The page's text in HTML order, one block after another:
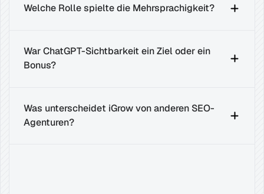
Welche Rolle spielte die Mehrsprachigkeit?
War ChatGPT-Sichtbarkeit ein Ziel oder ein
Bonus?
Was unterscheidet iGrow von anderen SEO-
Agenturen?